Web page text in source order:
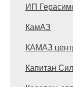
ИП
КамАЗ
КАМАЗ
Капитан